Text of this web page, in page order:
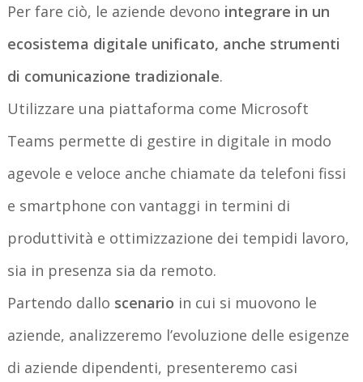
Per fare ciò, le aziende devono integrare in un
ecosistema digitale unificato, anche strumenti
di comunicazione tradizionale.
Utilizzare una piattaforma come Microsoft
Teams permette di gestire in digitale in modo
agevole e veloce anche chiamate da telefoni fissi
e smartphone con vantaggi in termini di
produttività e ottimizzazione dei tempidi lavoro,
sia in presenza sia da remoto.
Partendo dallo scenario in cui si muovono le
aziende, analizzeremo l’evoluzione delle esigenze
di aziende dipendenti, presenteremo casi